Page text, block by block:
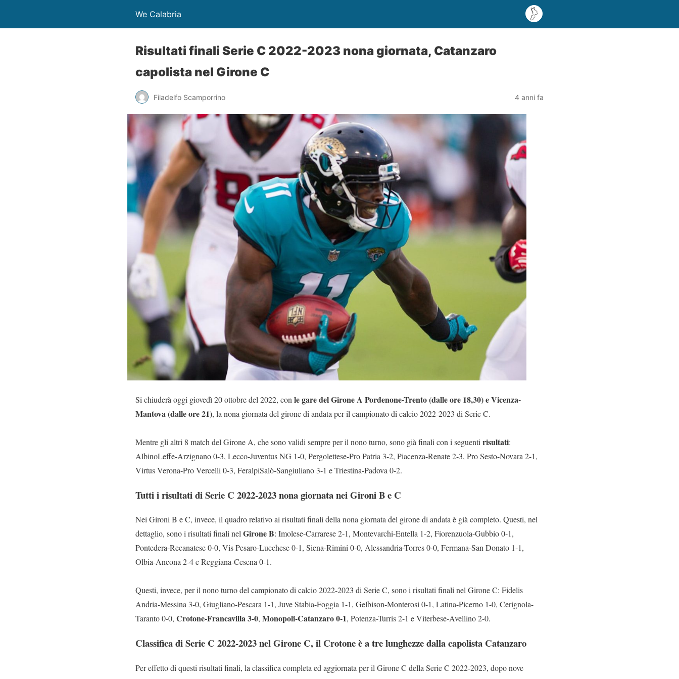
We Calabria
Risultati finali Serie C 2022-2023 nona giornata, Catanzaro
capolista nel Girone C
Filadelfo Scamporrino 4 anni fa
Si chiuderà oggi giovedì 20 ottobre del 2022, con le gare del Girone A Pordenone-Trento (dalle ore 18,30) e Vicenza-
Mantova (dalle ore 21), la nona giornata del girone di andata per il campionato di calcio 2022-2023 di Serie C.
Mentre gli altri 8 match del Girone A, che sono validi sempre per il nono turno, sono già finali con i seguenti risultati:
AlbinoLeffe-Arzignano 0-3, Lecco-Juventus NG 1-0, Pergolettese-Pro Patria 3-2, Piacenza-Renate 2-3, Pro Sesto-Novara 2-1,
Virtus Verona-Pro Vercelli 0-3, FeralpiSalò-Sangiuliano 3-1 e Triestina-Padova 0-2.
Tutti i risultati di Serie C 2022-2023 nona giornata nei Gironi B e C
Nei Gironi B e C, invece, il quadro relativo ai risultati finali della nona giornata del girone di andata è già completo. Questi, nel
dettaglio, sono i risultati finali nelGirone B: Imolese-Carrarese 2-1, Montevarchi-Entella 1-2, Fiorenzuola-Gubbio 0-1,
Pontedera-Recanatese 0-0, Vis Pesaro-Lucchese 0-1, Siena-Rimini 0-0, Alessandria-Torres 0-0, Fermana-San Donato 1-1,
Olbia-Ancona 2-4 e Reggiana-Cesena 0-1.
Questi, invece, per il nono turno del campionato di calcio 2022-2023 di Serie C, sono i risultati finali nel Girone C: Fidelis
Andria-Messina 3-0, Giugliano-Pescara 1-1, Juve Stabia-Foggia 1-1, Gelbison-Monterosi 0-1, Latina-Picerno 1-0, Cerignola-
Taranto 0-0, Crotone-Francavilla 3-0, Monopoli-Catanzaro 0-1, Potenza-Turris 2-1 e Viterbese-Avellino 2-0.
Classifica di Serie C 2022-2023 nel Girone C, il Crotone è a tre lunghezze dalla capolista Catanzaro
Per effetto di questi risultati finali, la classifica completa ed aggiornata per il Girone C della Serie C 2022-2023, dopo nove